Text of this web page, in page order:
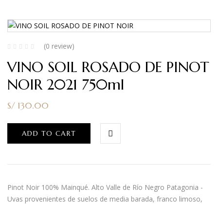
(0 review)
VINO SOIL ROSADO DE PINOT
NOIR 2021 750ml
S/ 130.00
ADD TO CART
Pinot Noir 100% Mainqué. Alto Valle de Río Negro Patagonia -
Uvas provenientes de suelos de media barada, franco limoso,